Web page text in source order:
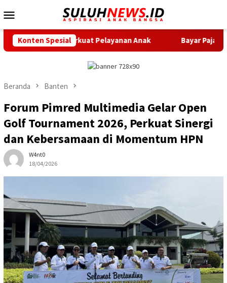
ke
Mobile
Konten Spesial
Pelayanan Anak Bayar Pajak Kini Makin Mudah,
Beranda Banten
Forum Pimred Multimedia Gelar Open
Golf Tournament 2026, Perkuat Sinergi
dan Kebersamaan di Momentum HPN
W4nt0
18/04/2026